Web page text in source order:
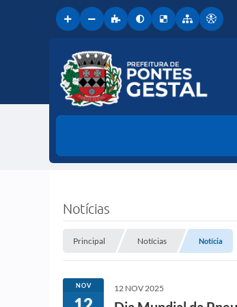
Notícias
Principal Notícias Notícia
NOV 12 NOV 2025